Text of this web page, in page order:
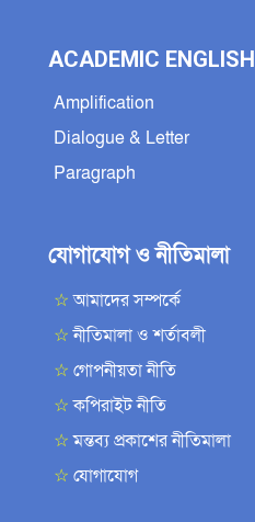
ACADEMIC ENGLISH
Amplification
Dialogue & Letter
Paragraph
যোগাযোগ ও নীতিমালা
☆আমাদের সম্পর্কে
☆নীতিমালা ও শর্তাবলী
☆ গোপনীয়তা নীতি
☆কপিরাইট নীতি
☆মন্তব্য প্রকাশের নীতিমালা
☆ যোগাযোগ